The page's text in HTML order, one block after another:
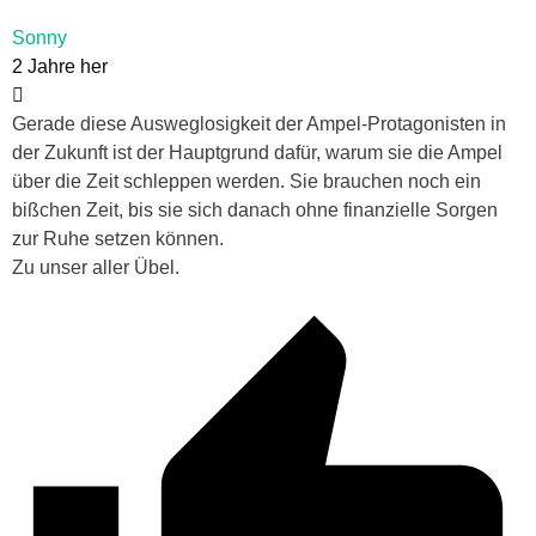
Sonny
2 Jahre her
Gerade diese Ausweglosigkeit der Ampel-Protagonisten in
der Zukunft ist der Hauptgrund dafür, warum sie die Ampel
über die Zeit schleppen werden. Sie brauchen noch ein
bißchen Zeit, bis sie sich danach ohne finanzielle Sorgen
zur Ruhe setzen können.
Zu unser aller Übel.